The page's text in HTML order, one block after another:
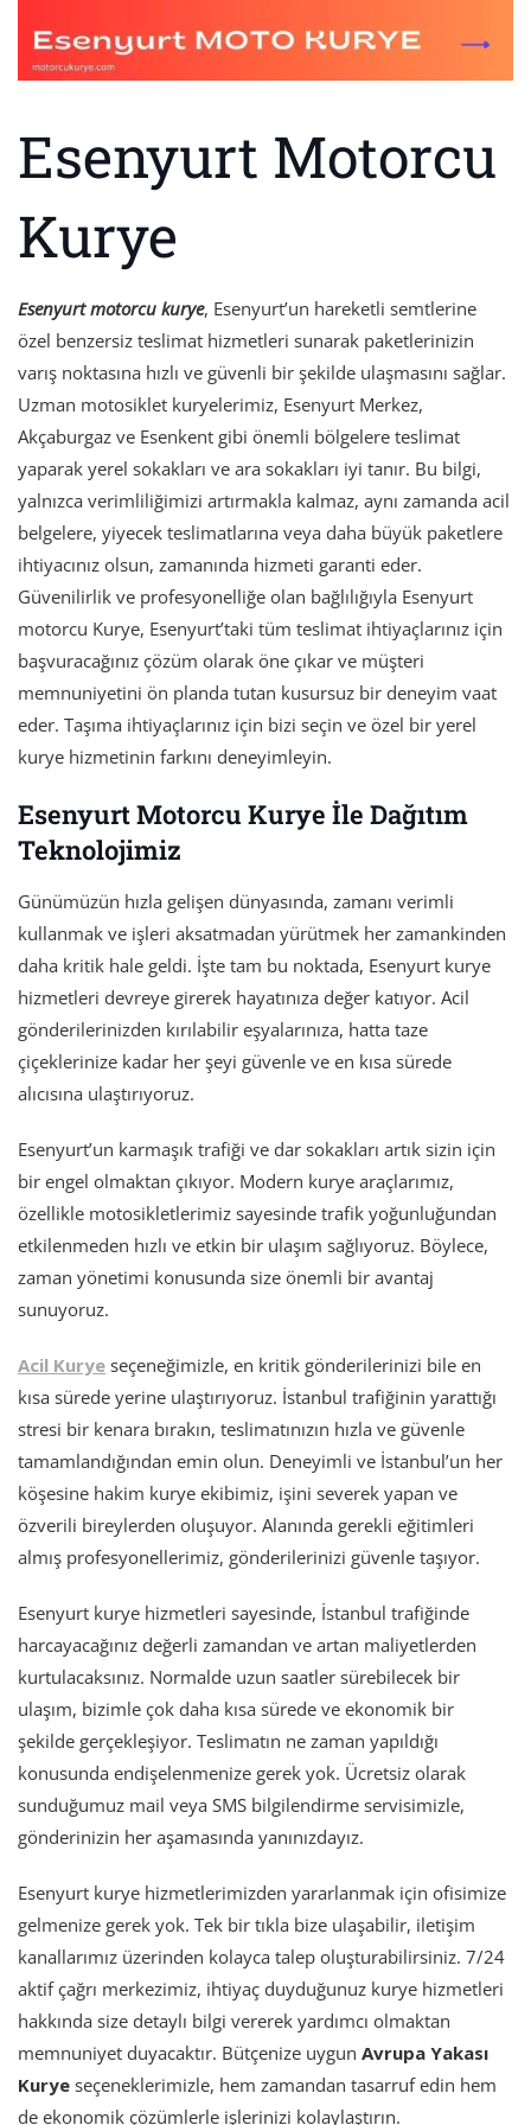
Esenyurt Motorcu
Kurye
Esenyurt motorcu kurye, Esenyurt’un hareketli semtlerine
özel benzersiz teslimat hizmetleri sunarak paketlerinizin
varış noktasına hızlı ve güvenli bir şekilde ulaşmasını sağlar.
Uzman motosiklet kuryelerimiz, Esenyurt Merkez,
Akçaburgaz ve Esenkent gibi önemli bölgelere teslimat
yaparak yerel sokakları ve ara sokakları iyi tanır. Bu bilgi,
yalnızca verimliliğimizi artırmakla kalmaz, aynı zamanda acil
belgelere, yiyecek teslimatlarına veya daha büyük paketlere
ihtiyacınız olsun, zamanında hizmeti garanti eder.
Güvenilirlik ve profesyonelliğe olan bağlılığıyla Esenyurt
motorcu Kurye, Esenyurt’taki tüm teslimat ihtiyaçlarınız için
başvuracağınız çözüm olarak öne çıkar ve müşteri
memnuniyetini ön planda tutan kusursuz bir deneyim vaat
eder. Taşıma ihtiyaçlarınız için bizi seçin ve özel bir yerel
kurye hizmetinin farkını deneyimleyin.
Esenyurt Motorcu Kurye İle Dağıtım
Teknolojimiz
Günümüzün hızla gelişen dünyasında, zamanı verimli
kullanmak ve işleri aksatmadan yürütmek her zamankinden
daha kritik hale geldi. İşte tam bu noktada, Esenyurt kurye
hizmetleri devreye girerek hayatınıza değer katıyor. Acil
gönderilerinizden kırılabilir eşyalarınıza, hatta taze
çiçeklerinize kadar her şeyi güvenle ve en kısa sürede
alıcısına ulaştırıyoruz.
Esenyurt’un karmaşık trafiği ve dar sokakları artık sizin için
bir engel olmaktan çıkıyor. Modern kurye araçlarımız,
özellikle motosikletlerimiz sayesinde trafik yoğunluğundan
etkilenmeden hızlı ve etkin bir ulaşım sağlıyoruz. Böylece,
zaman yönetimi konusunda size önemli bir avantaj
sunuyoruz.
Acil Kurye seçeneğimizle, en kritik gönderilerinizi bile en
kısa sürede yerine ulaştırıyoruz. İstanbul trafiğinin yarattığı
stresi bir kenara bırakın, teslimatınızın hızla ve güvenle
tamamlandığından emin olun. Deneyimli ve İstanbul’un her
köşesine hakim kurye ekibimiz, işini severek yapan ve
özverili bireylerden oluşuyor. Alanında gerekli eğitimleri
almış profesyonellerimiz, gönderilerinizi güvenle taşıyor.
Esenyurt kurye hizmetleri sayesinde, İstanbul trafiğinde
harcayacağınız değerli zamandan ve artan maliyetlerden
kurtulacaksınız. Normalde uzun saatler sürebilecek bir
ulaşım, bizimle çok daha kısa sürede ve ekonomik bir
şekilde gerçekleşiyor. Teslimatın ne zaman yapıldığı
konusunda endişelenmenize gerek yok. Ücretsiz olarak
sunduğumuz mail veya SMS bilgilendirme servisimizle,
gönderinizin her aşamasında yanınızdayız.
Esenyurt kurye hizmetlerimizden yararlanmak için ofisimize
gelmenize gerek yok. Tek bir tıkla bize ulaşabilir, iletişim
kanallarımız üzerinden kolayca talep oluşturabilirsiniz. 7/24
aktif çağrı merkezimiz, ihtiyaç duyduğunuz kurye hizmetleri
hakkında size detaylı bilgi vererek yardımcı olmaktan
memnuniyet duyacaktır. Bütçenize uygun Avrupa Yakası
Kurye seçeneklerimizle, hem zamandan tasarruf edin hem
de ekonomik çözümlerle işlerinizi kolaylaştırın.